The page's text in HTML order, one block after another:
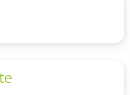
/ RAM / UK ]